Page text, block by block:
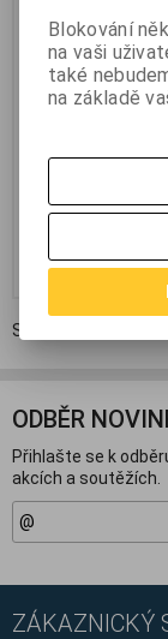
pomosazený 1ks
kazetový závěs se
ozdobné kazety
závěsu se otáčejí
kolíku. Montáž se
dekorativní zlatou
(0,127 EUR)(Vaše
Přidat
Strana
ODBĚR
Přihlašte se k
akcích a soutěžích.
ZÁKAZNICKÝ
Blokování
na vaši
také
na základě